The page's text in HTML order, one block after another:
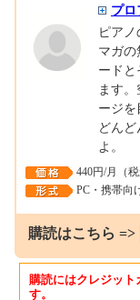
プロ
ピア
マガの
ードと
ます
ージ
どん
よ。
440円/月（税
PC・携帯向
購読はこちら =>
購読にはクレジット
す。